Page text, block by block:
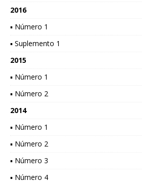
2016
▪ Número 1
▪ Suplemento 1
2015
▪ Número 1
▪ Número 2
2014
▪ Número 1
▪ Número 2
▪ Número 3
▪ Número 4